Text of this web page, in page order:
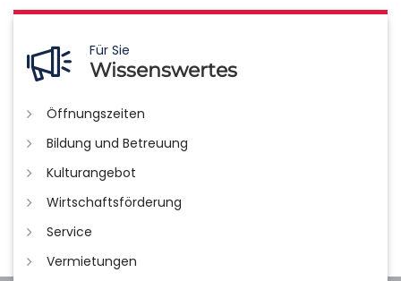
Für Sie
Wissenswertes
Öffnungszeiten
Bildung und Betreuung
Kulturangebot
Wirtschaftsförderung
Service
Vermietungen